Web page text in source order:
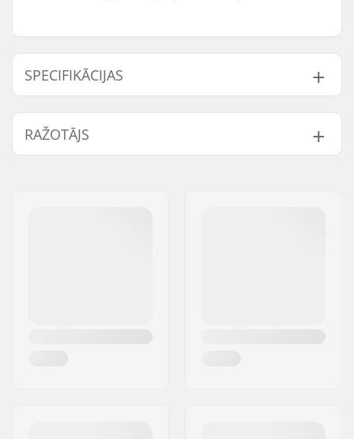
SPECIFIKĀCIJAS
Iekšējais dziļums:
47mm
Iekšējais diametrs:
RAŽOTĀJS